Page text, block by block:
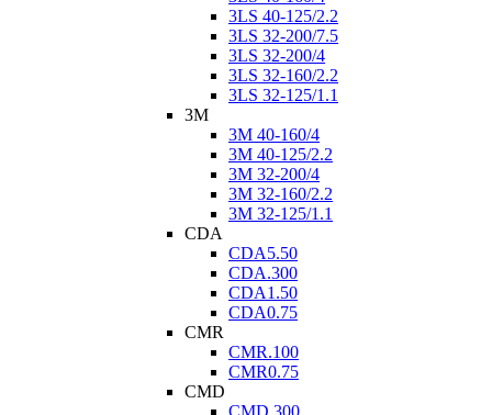
3LS 40-125/2.2
3LS 32-200/7.5
3LS 32-200/4
3LS 32-160/2.2
3LS 32-125/1.1
3M
3M 40-160/4
3M 40-125/2.2
3M 32-200/4
3M 32-160/2.2
3M 32-125/1.1
CDA
CDA5.50
CDA.300
CDA1.50
CDA0.75
CMR
CMR.100
CMR0.75
CMD
CMD.300